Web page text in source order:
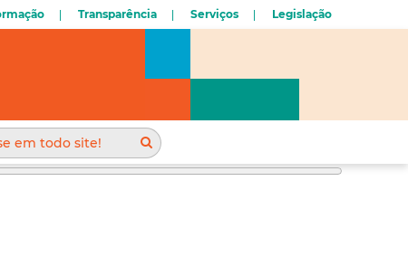
Transparência Serviços Legislação